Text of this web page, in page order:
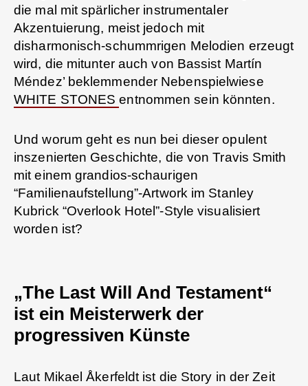
die mal mit spärlicher instrumentaler
Akzentuierung, meist jedoch mit
disharmonisch-schummrigen Melodien erzeugt
wird, die mitunter auch von Bassist Martín
Méndez’ beklemmender Nebenspielwiese
WHITE STONESentnommen sein könnten.
Und worum geht es nun bei dieser opulent
inszenierten Geschichte, die von Travis Smith
mit einem grandios-schaurigen
“Familienaufstellung”-Artwork im Stanley
Kubrick “Overlook Hotel”-Style visualisiert
worden ist?
„The Last Will And Testament“
ist ein Meisterwerk der
progressiven Künste
Laut Mikael Åkerfeldt ist die Story in der Zeit